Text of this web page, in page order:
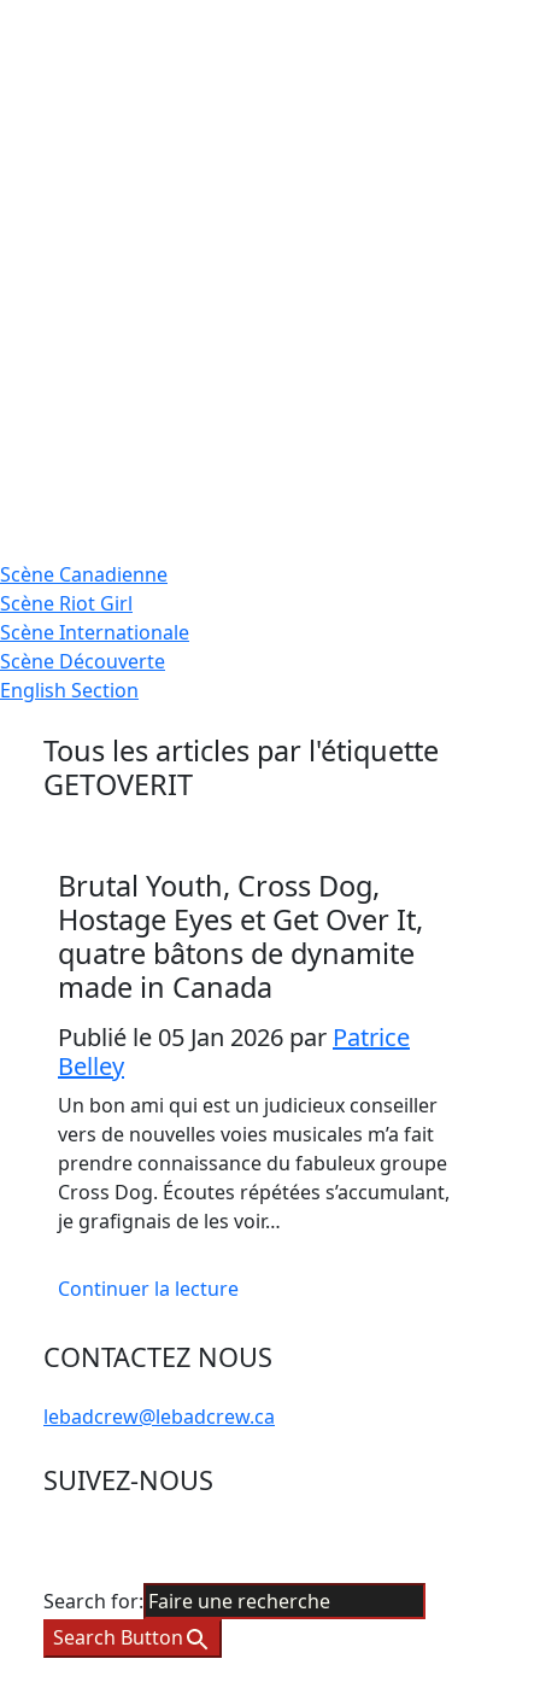
Scène Canadienne
Scène Riot Girl
ScèneInternationale
Scène Découverte
English Section
Tous les articles par l'étiquette
GETOVERIT
Brutal Youth, Cross Dog,
Hostage Eyes et Get Over It,
quatre bâtons de dynamite
made in Canada
Publié le 05 Jan 2026 par Patrice
Belley
Un bon ami qui est un judicieux conseiller
vers de nouvelles voies musicales m’a fait
prendre connaissance du fabuleux groupe
Cross Dog. Écoutes répétées s’accumulant,
je grafignais de les voir…
Continuer la lecture
CONTACTEZ NOUS
lebadcrew@lebadcrew.ca
SUIVEZ-NOUS
Search for:
Search Button